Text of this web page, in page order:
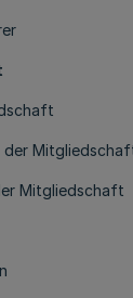
der
Mitgliedschaft